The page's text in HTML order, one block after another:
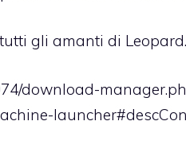
gli amanti di Leopard.
download-